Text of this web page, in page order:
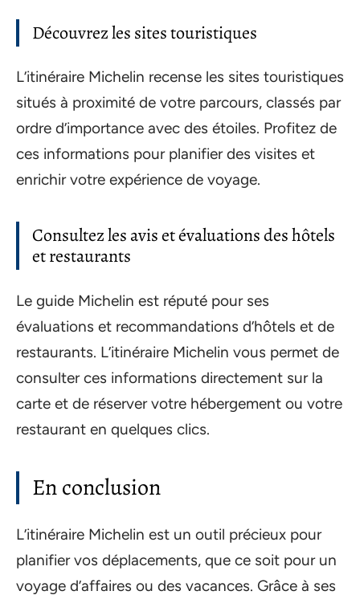
Découvrez les sites touristiques
L’itinéraire Michelin recense les sites touristiques
situés à proximité de votre parcours, classés par
ordre d’importance avec des étoiles. Profitez de
ces informations pour planifier des visites et
enrichir votre expérience de voyage.
Consultez les avis et évaluations des hôtels
et restaurants
Le guide Michelin est réputé pour ses
évaluations et recommandations d’hôtels et de
restaurants. L’itinéraire Michelin vous permet de
consulter ces informations directement sur la
carte et de réserver votre hébergement ou votre
restaurant en quelques clics.
En conclusion
L’itinéraire Michelin est un outil précieux pour
planifier vos déplacements, que ce soit pour un
voyage d’affaires ou des vacances. Grâce à ses